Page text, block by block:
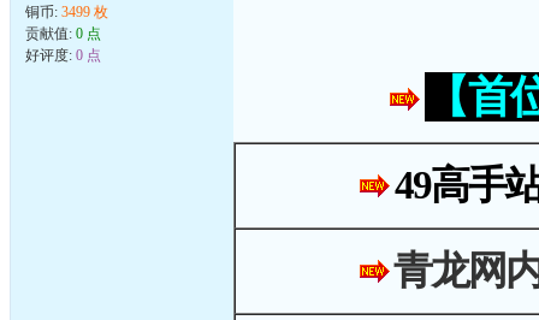
铜币: 3499 枚
贡献值: 0 点
好评度: 0 点
【
49高手
青龙网